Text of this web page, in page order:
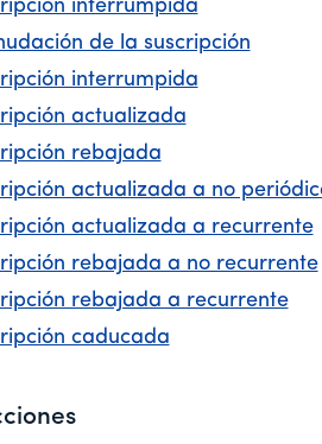
interrumpida
de la suscripción
interrumpida
actualizada
rebajada
actualizada a no
actualizada a recurrente
rebajada a no recurrente
rebajada a recurrente
caducada